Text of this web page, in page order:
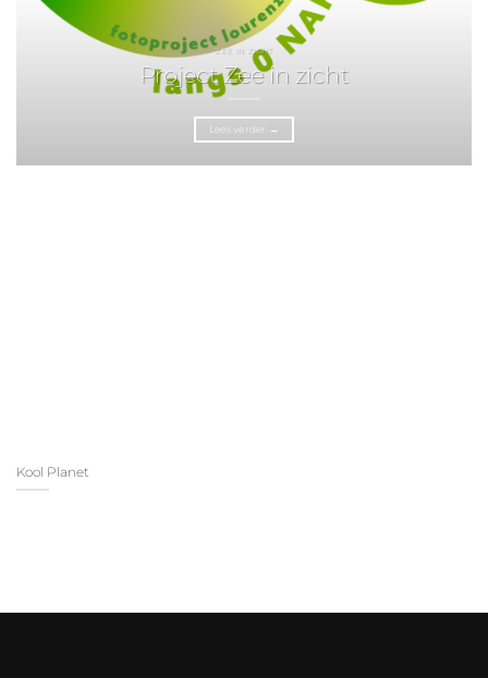
ZEE IN ZICHT
Project Zee in zicht
Lees verder →
Kool Planet